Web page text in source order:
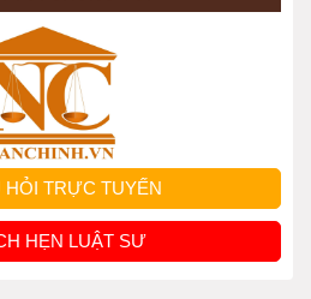
TRỰC TUYẾN
HẸN LUẬT SƯ